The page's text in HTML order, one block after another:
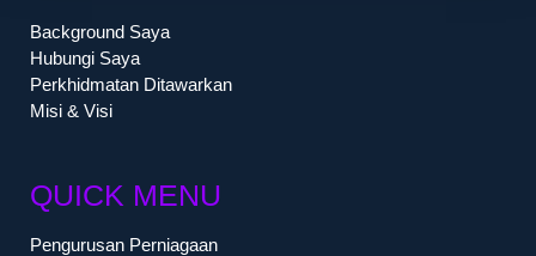
Background Saya
Hubungi Saya
Perkhidmatan Ditawarkan
Misi & Visi
QUICK MENU
Pengurusan Perniagaan